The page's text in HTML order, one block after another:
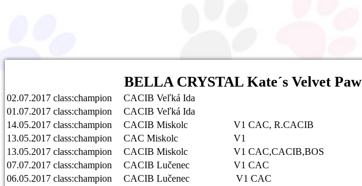
BELLA CRYSTAL Kate´s Velvet Paw
02.07.2017 class:champion
CACIB Veľká Ida
01.07.2017 class:champion
CACIB Veľká Ida
14.05.2017 class:champion CACIB Miskolc V1 CAC, R.CACIB
13.05.2017 class:champion CAC Miskolc V1
13.05.2017 class:champion CACIB Miskolc V1 CAC,CACIB,BOS
07.07.2017 class:champion CACIB Lučenec V1 CAC
06.05.2017 class:champion CACIB Lučenec V1 CAC